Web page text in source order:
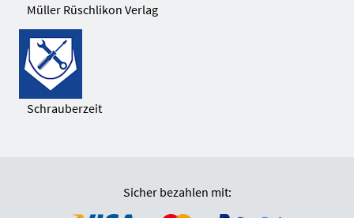
Müller Rüschlikon Verlag
Schrauberzeit
Sicher bezahlen mit: